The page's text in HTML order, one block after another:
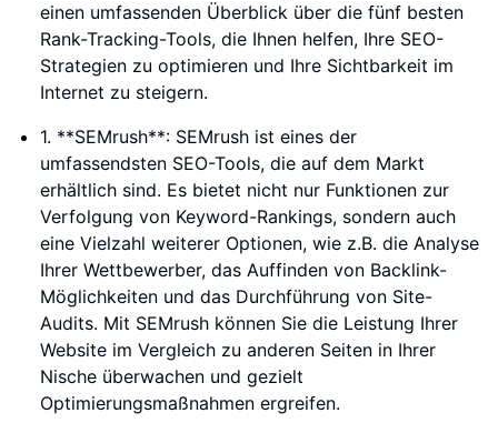
einen umfassenden Überblick über die fünf besten
Rank-Tracking-Tools, die Ihnen helfen, Ihre SEO-
Strategien zu optimieren und Ihre Sichtbarkeit im
Internet zu steigern.
1. **SEMrush**: SEMrush ist eines der
umfassendsten SEO-Tools, die auf dem Markt
erhältlich sind. Es bietet nicht nur Funktionen zur
Verfolgung von Keyword-Rankings, sondern auch
eine Vielzahl weiterer Optionen, wie z.B. die Analyse
Ihrer Wettbewerber, das Auffinden von Backlink-
Möglichkeiten und das Durchführung von Site-
Audits. Mit SEMrush können Sie die Leistung Ihrer
Website im Vergleich zu anderen Seiten in Ihrer
Nische überwachen und gezielt
Optimierungsmaßnahmen ergreifen.